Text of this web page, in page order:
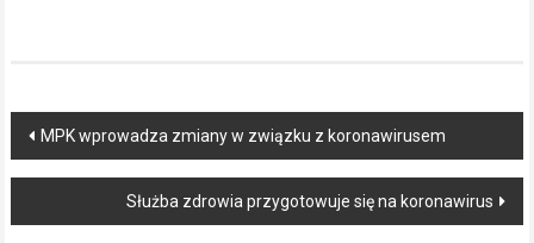
Post
navigation
MPK wprowadza zmiany w związku z koronawirusem
Służba zdrowia przygotowuje się na koronawirus